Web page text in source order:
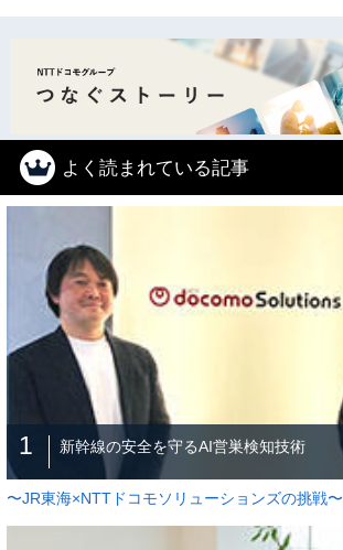
よく読まれている記事
1 新幹線の安全を守るAI営巣検知技術
〜JR東海×NTTドコモソリューションズの挑戦〜